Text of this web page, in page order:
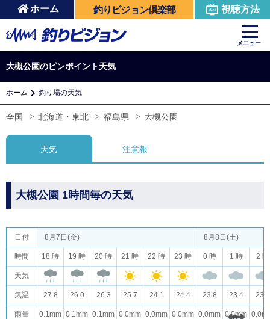
ホーム 釣りビジョン倶楽部 視聴方法
メニュー
大槻公園のピンポイント天気
ホーム 釣り場の天気
全国 北海道・東北 福島県 大槻公園
天気 注意報
大槻公園 1時間毎の天気
日付
時間
天気
気温
雨量
8月7日(金) 8月8日(土)
18 時 19 時 20 時 21 時 22 時 23 時 0 時 1 時 2 時
27.8 26.0 26.3 25.7 24.1 24.4 23.8 23.4 23.9
0.1mm 0.1mm 0.1mm 0.0mm 0.0mm 0.0mm 0.0mm 0.0mm